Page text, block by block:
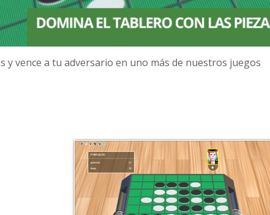
y vence a tu adversario en uno más de nuestros juegos